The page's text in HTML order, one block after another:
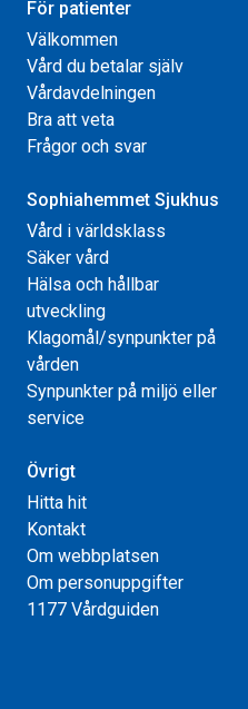
För patienter
Välkommen
Vård du betalar själv
Vårdavdelningen
Bra att veta
Frågor och svar
Sophiahemmet Sjukhus
Vård i världsklass
Säker vård
Hälsa och hållbar
utveckling
Klagomål/synpunkter på
vården
Synpunkter på miljö eller
service
Övrigt
Hitta hit
Kontakt
Om webbplatsen
Om personuppgifter
1177 Vårdguiden